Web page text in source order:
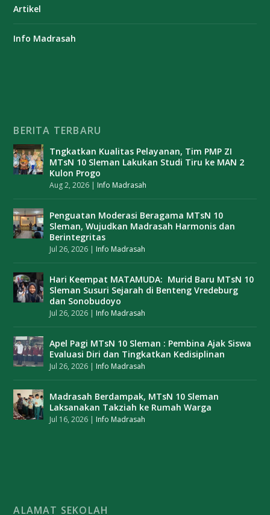
Artikel
Info Madrasah
BERITA TERBARU
Tngkatkan Kualitas Pelayanan, Tim PMP ZI
MTsN 10 Sleman Lakukan Studi Tiru ke MAN 2
Kulon Progo
Aug 2, 2026 | Info Madrasah
Penguatan Moderasi Beragama MTsN 10
Sleman, Wujudkan Madrasah Harmonis dan
Berintegritas
Jul 26, 2026 | Info Madrasah
Hari Keempat MATAMUDA: Murid Baru MTsN 10
Sleman Susuri Sejarah di Benteng Vredeburg
dan Sonobudoyo
Jul 26, 2026 | Info Madrasah
Apel Pagi MTsN 10 Sleman : Pembina Ajak Siswa
Evaluasi Diri dan Tingkatkan Kedisiplinan
Jul 26, 2026 | Info Madrasah
Madrasah Berdampak, MTsN 10 Sleman
Laksanakan Takziah ke Rumah Warga
Jul 16, 2026 | Info Madrasah
ALAMAT SEKOLAH